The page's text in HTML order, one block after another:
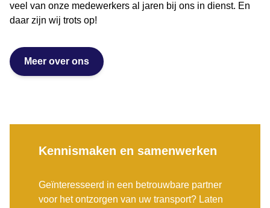
veel van onze medewerkers al jaren bij ons in dienst. En
daar zijn wij trots op!
Meer over ons
Kennismaken en samenwerken
Geïnteresseerd in een betrouwbare partner
voor het ontzorgen van uw transport? Laten